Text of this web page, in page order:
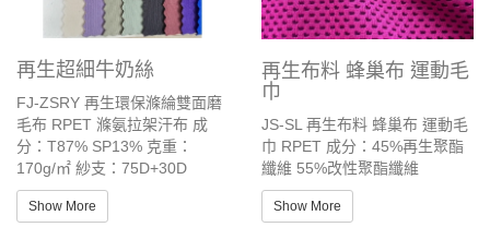
再生超細牛奶絲
FJ-ZSRY 再生環保滌綸雙面磨
毛布 RPET 滌氨拉架汗布 成
分：T87% SP13% 克重：
170g/㎡ 紗支：75D+30D
Show More
再生布料 蜂巢布 運動毛
巾
JS-SL 再生布料 蜂巢布 運動毛
巾 RPET 成分：45%再生聚酯
纖維 55%改性聚酯纖維
Show More